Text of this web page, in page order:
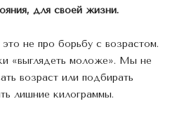
для своей жизни.
не про борьбу с возрастом.
«выглядеть моложе». Мы не
возраст или подбирать
лишние килограммы.